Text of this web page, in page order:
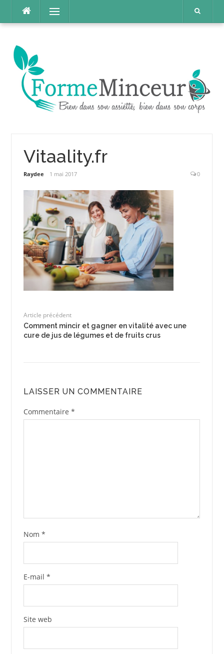
contenu
Menu
Vitaality.fr
Raydee 1 mai 2017 0
Article précédent
Comment mincir et gagner en vitalité avec une
cure de jus de légumes et de fruits crus
LAISSER UN COMMENTAIRE
Commentaire *
Nom *
E-mail *
Site web